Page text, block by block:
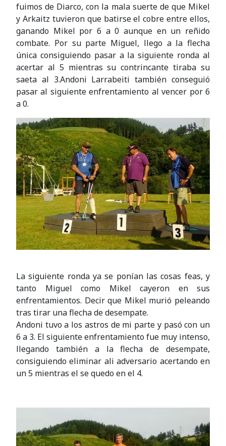
fuimos de Diarco, con la mala suerte de que Mikel
y Arkaitz tuvieron que batirse el cobre entre ellos,
ganando Mikel por 6 a 0 aunque en un reñido
combate. Por su parte Miguel, llego a la flecha
única consiguiendo pasar a la siguiente ronda al
acertar al 5 mientras su contrincante tiraba su
saeta al 3.Andoni Larrabeiti también conseguió
pasar al siguiente enfrentamiento al vencer por 6
a 0.
La siguiente ronda ya se ponían las cosas feas, y
tanto Miguel como Mikel cayeron en sus
enfrentamientos. Decir que Mikel murió peleando
tras tirar una flecha de desempate.
Andoni tuvo a los astros de mi parte y pasó con un
6 a 3. El siguiente enfrentamiento fue muy intenso,
llegando también a la flecha de desempate,
consiguiendo eliminar ali adversario acertando en
un 5 mientras el se quedo en el 4.